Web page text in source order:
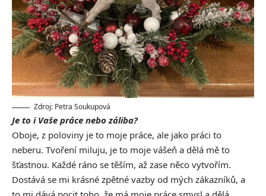
Zdroj: Petra Soukupová
Je to i Vaše práce nebo záliba?
Oboje, z poloviny je to moje práce, ale jako práci to
neberu. Tvoření miluju, je to moje vášeň a dělá mě to
šťastnou. Každé ráno se těším, až zase něco vytvořím.
Dostává se mi krásné zpětné vazby od mých zákazníků, a